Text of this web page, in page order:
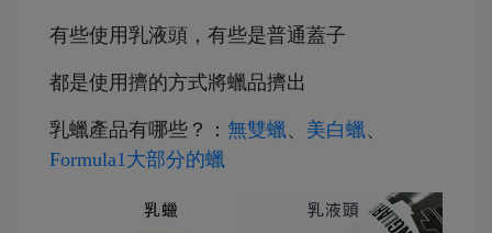
有些使用乳液頭，有些是普通蓋子
都是使用擠的方式將蠟品擠出
乳蠟產品有哪些？： 無雙蠟、 美白蠟、
Formula1大部分的蠟